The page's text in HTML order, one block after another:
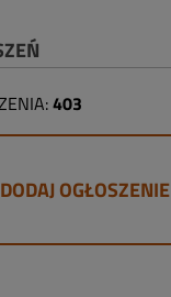
403
OGŁOSZENIE